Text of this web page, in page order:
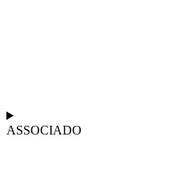
ASSOCIADO